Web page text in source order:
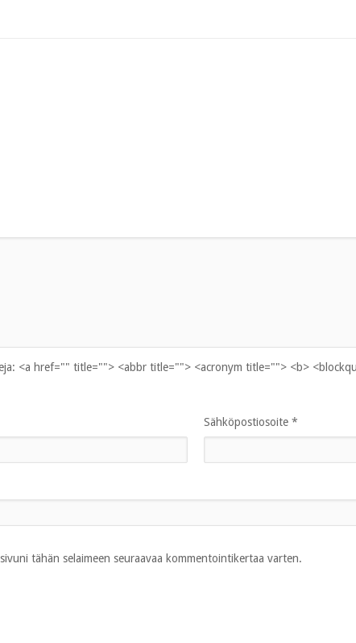
<a href="" title=""> <abbr title=""> <acronym title=""> <b>
Sähköpostiosoite *
tähän selaimeen seuraavaa kommentointikertaa varten.